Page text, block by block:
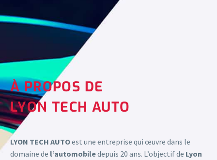
À PROPOS DE
LYON TECH AUTO
LYON TECH AUTOest une entreprise qui œuvre dans le
domaine de l’automobiledepuis 20 ans. L’objectif de Lyon